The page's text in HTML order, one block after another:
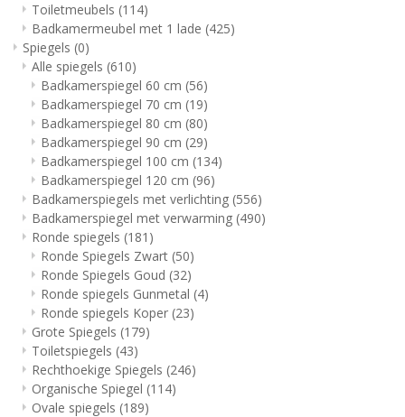
Toiletmeubels (114)
Badkamermeubel met 1 lade (425)
Spiegels (0)
Alle spiegels (610)
Badkamerspiegel 60 cm (56)
Badkamerspiegel 70 cm (19)
Badkamerspiegel 80 cm (80)
Badkamerspiegel 90 cm (29)
Badkamerspiegel 100 cm (134)
Badkamerspiegel 120 cm (96)
Badkamerspiegels met verlichting (556)
Badkamerspiegel met verwarming (490)
Ronde spiegels (181)
Ronde Spiegels Zwart (50)
Ronde Spiegels Goud (32)
Ronde spiegels Gunmetal (4)
Ronde spiegels Koper (23)
Grote Spiegels (179)
Toiletspiegels (43)
Rechthoekige Spiegels (246)
Organische Spiegel (114)
Ovale spiegels (189)